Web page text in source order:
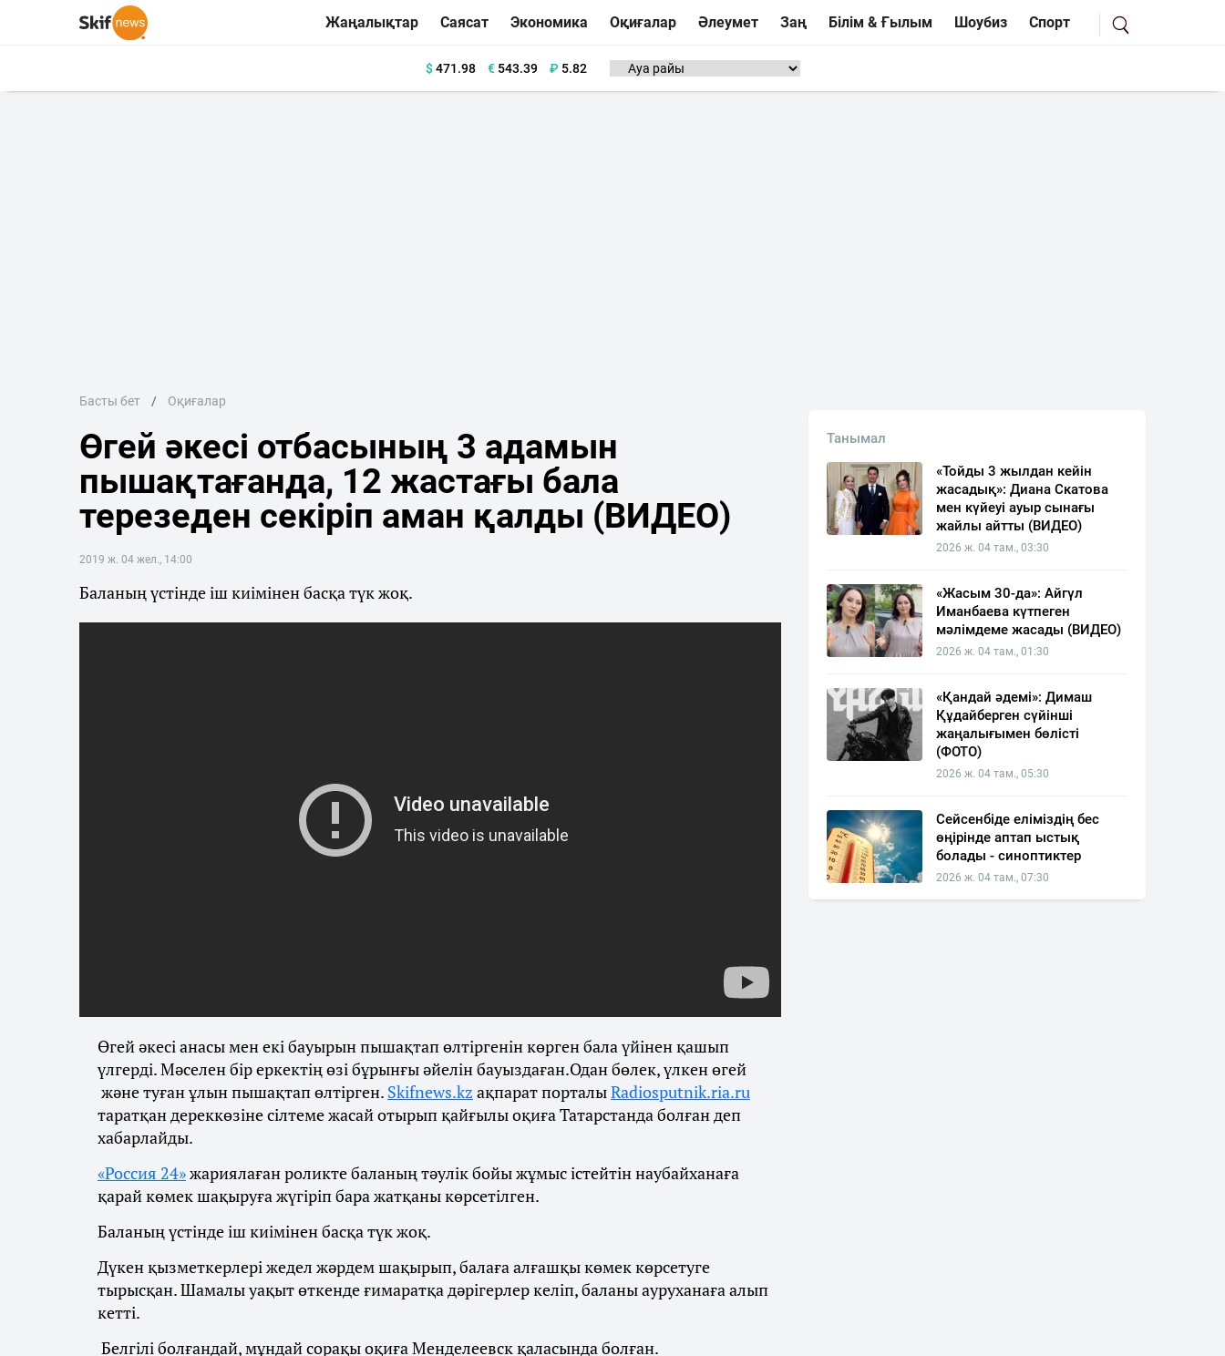
Жаңалықтар Саясат Экономика Оқиғалар Әлеумет Заң Білім & Ғылым Шоубиз Спорт
$471.98 €543.39 ₽ 5.82
Басты бет Оқиғалар
Өгей әкесі отбасының 3 адамын
пышақтағанда, 12 жастағы бала
терезеден секіріп аман қалды (ВИДЕО)
2019 ж. 04 жел., 14:00
Баланың үстінде іш киімінен басқа түк жоқ.
Өгей әкесі анасы мен екі бауырын пышақтап өлтіргенін көрген бала үйінен қашып
үлгерді. Мәселен бір еркектің өзі бұрынғы әйелін бауыздаған.Одан бөлек, үлкен өгей
және туған ұлын пышақтап өлтірген. Skifnews.kz ақпарат порталыRadiosputnik.ria.ru
таратқан дереккөзіне сілтеме жасай отырып қайғылы оқиға Татарстанда болған деп
хабарлайды.
«Россия 24»жариялаған роликте баланың тәулік бойы жұмыс істейтін наубайханаға
қарай көмек шақыруға жүгіріп бара жатқаны көрсетілген.
Баланың үстінде іш киімінен басқа түк жоқ.
Дүкен қызметкерлері жедел жәрдем шақырып, балаға алғашқы көмек көрсетуге
тырысқан. Шамалы уақыт өткенде ғимаратқа дәрігерлер келіп, баланы ауруханаға алып
кетті.
Белгілі болғандай, мұндай сорақы оқиға Менделеевск қаласында болған.
Танымал
«Тойды 3 жылдан кейін
жасадық»: Диана Скатова
мен күйеуі ауыр сынағы
жайлы айтты (ВИДЕО)
2026 ж. 04 там., 03:30
«Жасым 30-да»: Айгүл
Иманбаева күтпеген
мәлімдеме жасады (ВИДЕО)
2026 ж. 04 там., 01:30
«Қандай әдемі»: Димаш
Құдайберген сүйінші
жаңалығымен бөлісті
(ФОТО)
2026 ж. 04 там., 05:30
Сейсенбіде еліміздің бес
өңірінде аптап ыстық
болады - синоптиктер
2026 ж. 04 там., 07:30